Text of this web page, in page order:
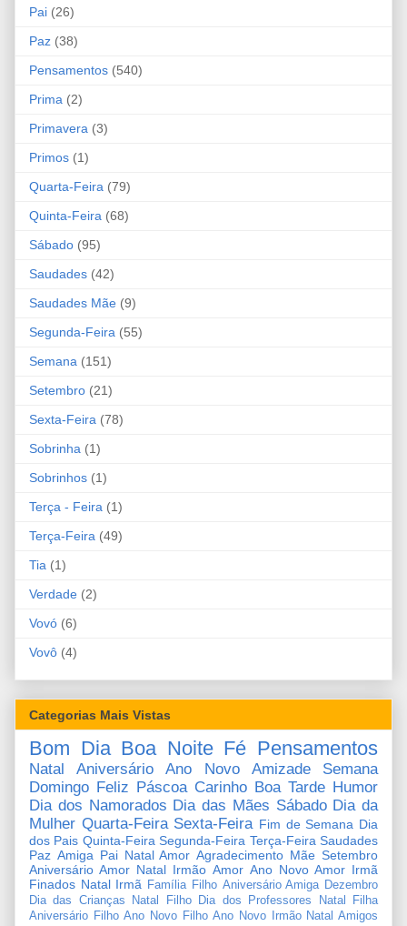
Pai (26)
Paz (38)
Pensamentos (540)
Prima (2)
Primavera (3)
Primos (1)
Quarta-Feira (79)
Quinta-Feira (68)
Sábado (95)
Saudades (42)
Saudades Mãe (9)
Segunda-Feira (55)
Semana (151)
Setembro (21)
Sexta-Feira (78)
Sobrinha (1)
Sobrinhos (1)
Terça - Feira (1)
Terça-Feira (49)
Tia (1)
Verdade (2)
Vovó (6)
Vovô (4)
Categorias Mais Vistas
Bom Dia Boa Noite Fé Pensamentos
Natal Aniversário Ano Novo Amizade
Semana
Domingo Feliz Páscoa Carinho Boa Tarde Humor
Dia dos Namorados Dia das Mães Sábado Dia da
Mulher Quarta-Feira Sexta-Feira Fim de Semana Dia
dos Pais Quinta-Feira Segunda-Feira Terça-Feira Saudades
Paz Amiga Pai Natal Amor Agradecimento Mãe Setembro
Aniversário Amor Natal Irmão Amor Ano Novo Amor Irmã
Finados Natal Irmã Família Filho Aniversário Amiga Dezembro
Dia das Crianças
Natal Filho Dia dos Professores
Natal Filha
Aniversário Filho Ano Novo Filho Ano Novo Irmão Natal Amigos